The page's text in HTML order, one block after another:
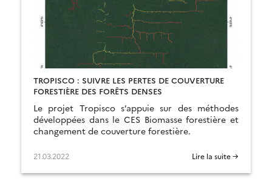
TROPISCO : SUIVRE LES PERTES DE COUVERTURE
FORESTIÈRE DES FORÊTS DENSES
Le projet Tropisco s’appuie sur des méthodes
développées dans le CES Biomasse forestière et
changement de couverture forestière.
21.03.2022 Lire la suite →